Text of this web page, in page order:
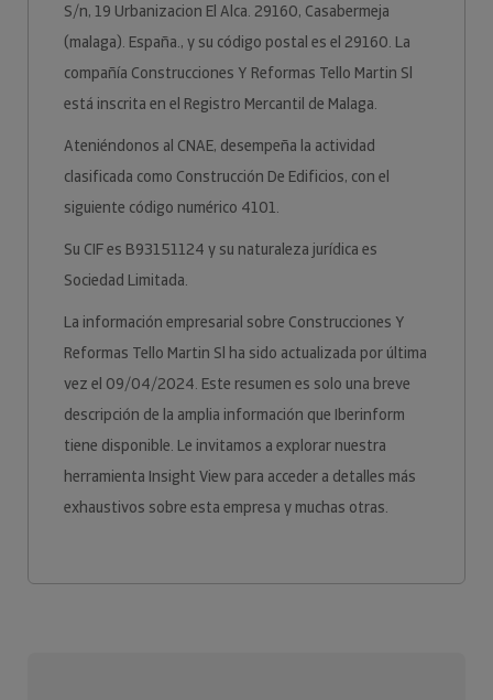
S/n, 19 Urbanizacion El Alca. 29160, Casabermeja
(malaga). España., y su código postal es el 29160. La
compañía Construcciones Y Reformas Tello Martin Sl
está inscrita en el Registro Mercantil de Malaga.
Ateniéndonos al CNAE, desempeña la actividad
clasificada como Construcción De Edificios, con el
siguiente código numérico 4101.
Su CIF es B93151124 y su naturaleza jurídica es
Sociedad Limitada.
La información empresarial sobre Construcciones Y
Reformas Tello Martin Sl ha sido actualizada por última
vez el 09/04/2024. Este resumen es solo una breve
descripción de la amplia información que Iberinform
tiene disponible. Le invitamos a explorar nuestra
herramienta Insight View para acceder a detalles más
exhaustivos sobre esta empresa y muchas otras.